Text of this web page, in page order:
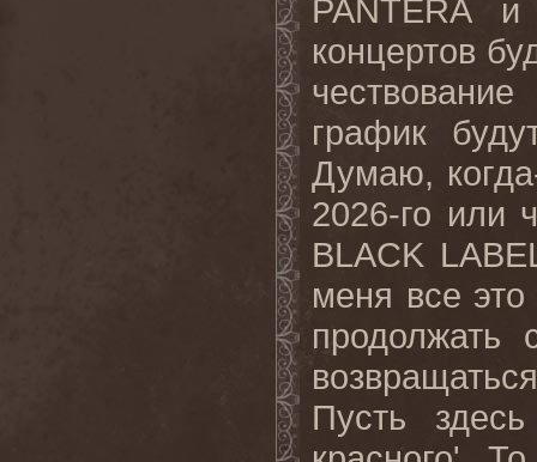
PANTERA
концертов
график
Думаю,
2026-го или
BLACK
меня все
продолжать
Пусть